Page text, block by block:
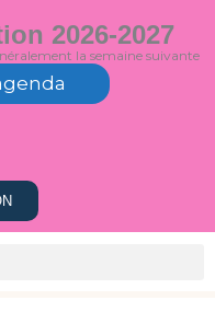
2026-2027
la semaine suivante